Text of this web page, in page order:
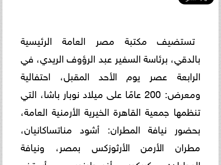
تستضيف مكتبة مصر العامة الرئيسية
بالدقي، برئاسة السفير عبد الرؤوف الريدي، في
الرابعة عصر يوم الأحد المقبل، احتفالية
ومعرض: 200 عامًا على ميلاد نوبار باشا، التي
تنظمها جمعية القاهرة الخيرية الأرمنية العامة،
بحضور نيافة المطران: أشود مناتساكانيان،
مطران الأرمن الأرثوزكس بمصر، ونيافة